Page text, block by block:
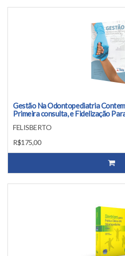
Gestão Na Odontopediatria
Primeira consulta, e Fidelização
FELISBERTO
R$175,00